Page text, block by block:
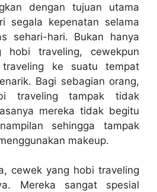
dengan tujuan utama
segala kepenatan selama
sehari-hari. Bukan hanya
hobi traveling, cewekpun
traveling ke suatu tempat
Bagi sebagian orang,
traveling tampak tidak
mereka tidak begitu
sehingga tampak
makeup.
cewek yang hobi traveling
Mereka sangat spesial